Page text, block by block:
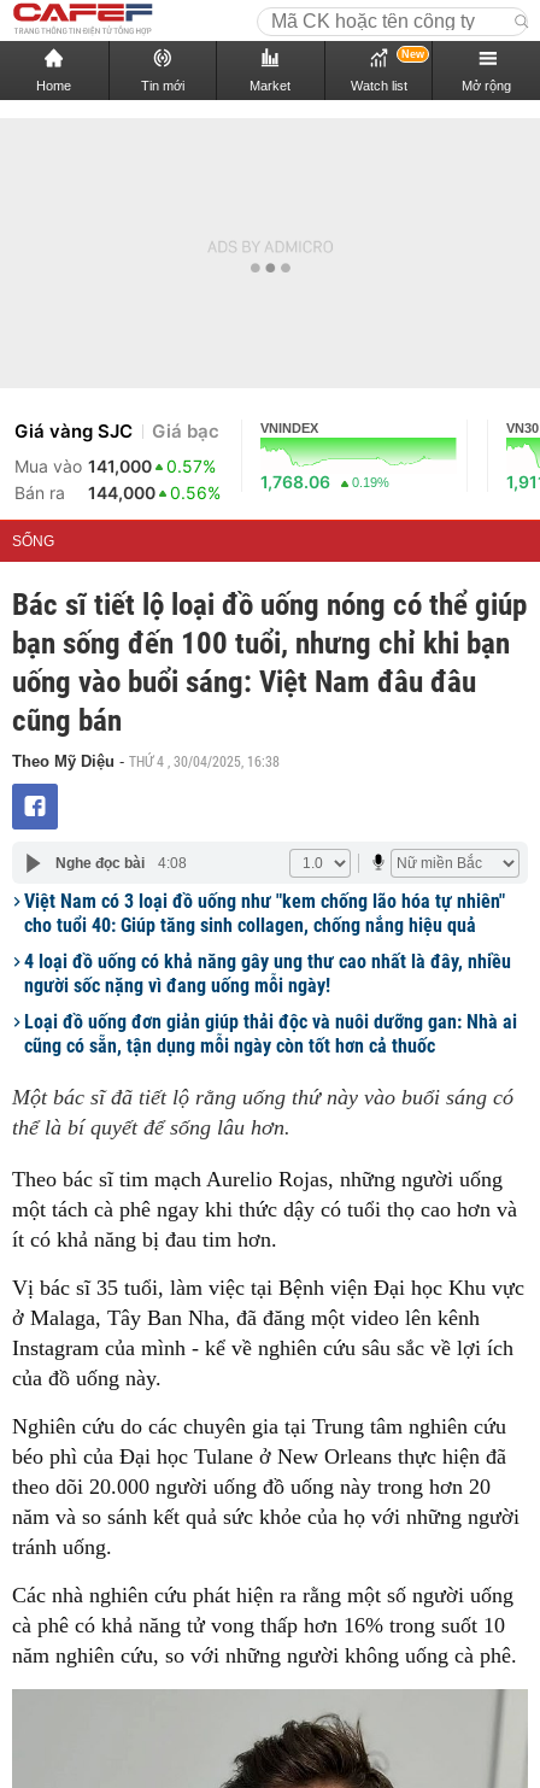
Home Tin mới Market Watch list
New
Mở rộng
Giá vàng SJC Giá bạc
Mua vào 141,000
0.57%
Bán ra
144,000 0.56%
VNINDEX
1,768.06 0.19%
VN30
SỐNG
Bác sĩ tiết lộ loại đồ uống nóng có thể giúp
bạn sống đến 100 tuổi, nhưng chỉ khi bạn
uống vào buổi sáng: Việt Nam đâu đâu
cũng bán
Theo Mỹ Diệu - THỨ 4 , 30/04/2025, 16:38
Nghe đọc bài 4:08
Việt Nam có 3 loại đồ uống như "kem chống lão hóa tự nhiên"
cho tuổi 40: Giúp tăng sinh collagen, chống nắng hiệu quả
4 loại đồ uống có khả năng gây ung thư cao nhất là đây, nhiều
người sốc nặng vì đang uống mỗi ngày!
Loại đồ uống đơn giản giúp thải độc và nuôi dưỡng gan: Nhà ai
cũng có sẵn, tận dụng mỗi ngày còn tốt hơn cả thuốc
Một bác sĩ đã tiết lộ rằng uống thứ này vào buổi sáng có
thể là bí quyết để sống lâu hơn.
Theo bác sĩ tim mạch Aurelio Rojas, những người uống
một tách cà phê ngay khi thức dậy có tuổi thọ cao hơn và
ít có khả năng bị đau tim hơn.
Vị bác sĩ 35 tuổi, làm việc tại Bệnh viện Đại học Khu vực
ở Malaga, Tây Ban Nha, đã đăng một video lên kênh
Instagram của mình - kể về nghiên cứu sâu sắc về lợi ích
của đồ uống này.
Nghiên cứu do các chuyên gia tại Trung tâm nghiên cứu
béo phì của Đại học Tulane ở New Orleans thực hiện đã
theo dõi 20.000 người uống đồ uống này trong hơn 20
năm và so sánh kết quả sức khỏe của họ với những người
tránh uống.
Các nhà nghiên cứu phát hiện ra rằng một số người uống
cà phê có khả năng tử vong thấp hơn 16% trong suốt 10
năm nghiên cứu, so với những người không uống cà phê.